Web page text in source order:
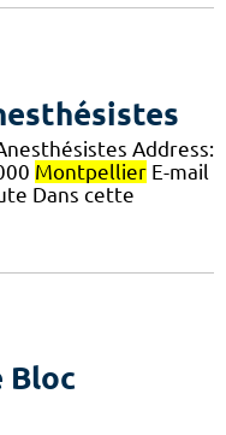
Address:
Montpellier E-mail
Dans cette
Bloc